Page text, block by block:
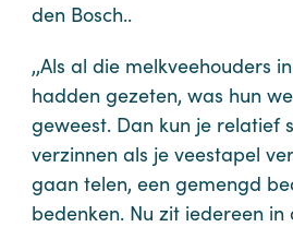
den Bosch..
,,Als al die melkveehouders
hadden gezeten, was hun
geweest. Dan kun je relatief
verzinnen als je veestapel
gaan telen, een gemengd
bedenken. Nu zit iedereen